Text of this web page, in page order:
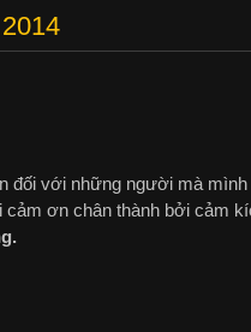
đối với những người mà
ơn chân thành bởi cảm